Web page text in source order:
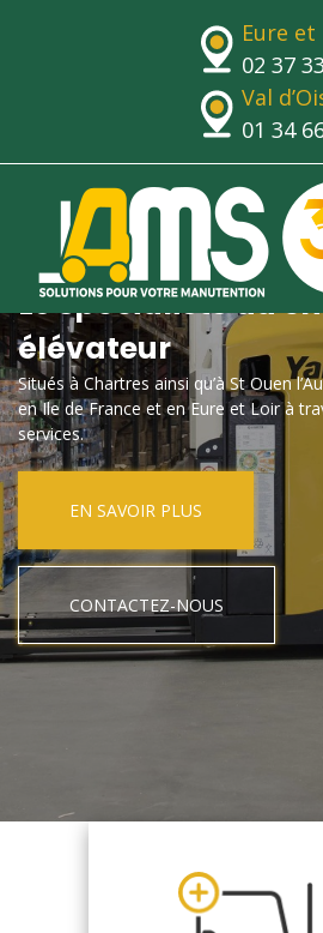
Eure
02 37
Val
01 34
Le spécialiste du
élévateur
Situés à Chartres ainsi qu’à St Ouen
en Ile de France et en Eure et Loir à
services.
EN SAVOIR PLUS
CONTACTEZ-NOUS